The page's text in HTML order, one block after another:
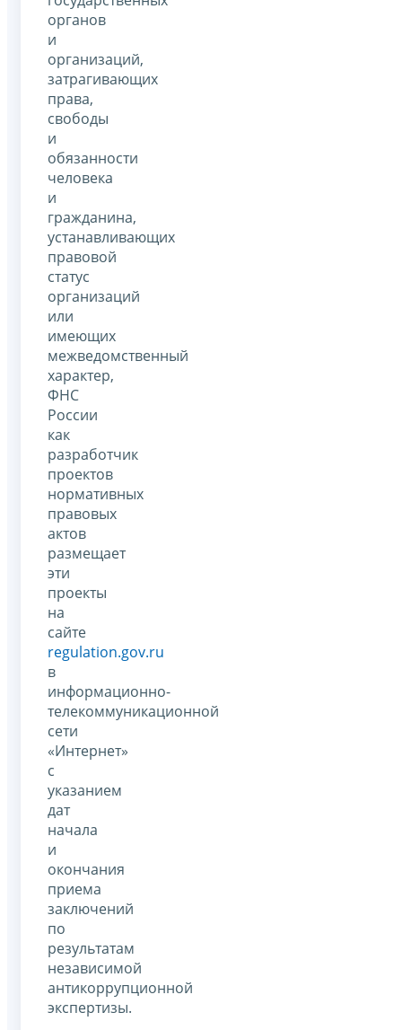
органов
и
организаций,
затрагивающих
права,
свободы
и
обязанности
человека
и
гражданина,
устанавливающих
правовой
статус
организаций
или
имеющих
межведомственный
характер,
ФНС
России
как
разработчик
проектов
нормативных
правовых
актов
размещает
эти
проекты
на
сайте
regulation.gov.ru
в
информационно-
телекоммуникационной
сети
«Интернет»
с
указанием
дат
начала
и
окончания
приема
заключений
по
результатам
независимой
антикоррупционной
экспертизы.